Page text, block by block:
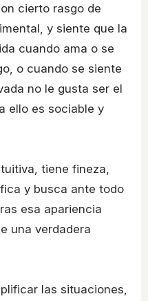
cierto rasgo de
y siente que la
cuando ama o se
o cuando se siente
no le gusta ser el
ello es sociable y
tiene fineza,
y busca ante todo
esa apariencia
una verdadera
las situaciones,